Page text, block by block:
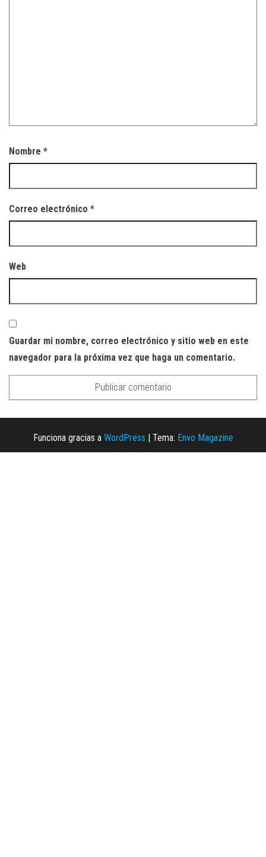
Nombre *
Correo electrónico *
Web
Guardar mi nombre, correo electrónico y sitio web en este
navegador para la próxima vez que haga un comentario.
Funciona gracias a WordPress Tema: Envo Magazine